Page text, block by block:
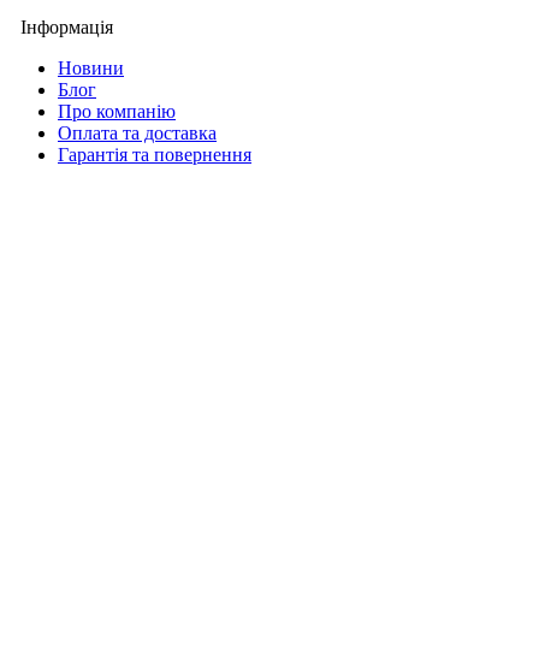
Інформація
Новини
Блог
Про компанію
Оплата та доставка
Гарантія та повернення